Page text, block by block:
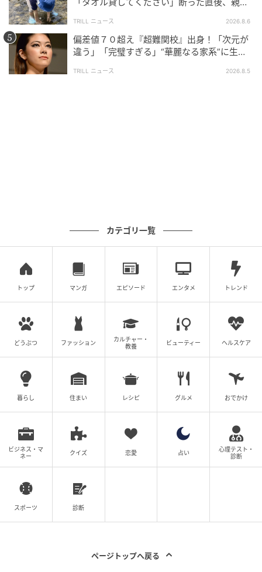
ウーマンエキサイト
正子は、キヨちゃんと過ごした楽しい時間、あの辛か
のはやめようと…少しずつですが前を向いて歩いてい
こうと決意しました。
まだまだ手紙は読めないけれど…立ち直ろうとしてい
る正子に幸あれ！
ここまでお付き合いありがとうございました！
TRILL ニュース 2026.8.6
偏差値７０超え『超難関校』出身！「次元が
違う」「完璧すぎる」“華麗なる家系”に生ま
TRILL ニュース 2026.8.5
カテゴリ一覧
トップ マンガ エピソード エンタメ トレンド
どうぶつ ファッション
カルチャー・
教養
ビューティー ヘルスケア
暮らし 住まい レシピ グルメ おでかけ
ビジネス・マ
ネー
クイズ 恋愛 占い
心理テスト・
診断
スポーツ 診断
ページトップへ戻る